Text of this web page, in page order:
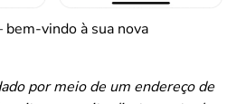
bem-vindo à sua nova
por meio de um endereço de